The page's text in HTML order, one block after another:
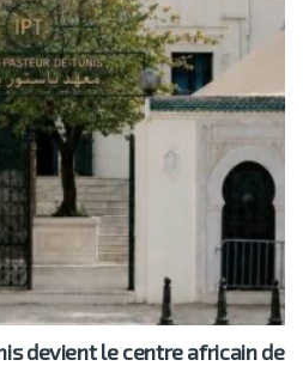
devient le centre africain de